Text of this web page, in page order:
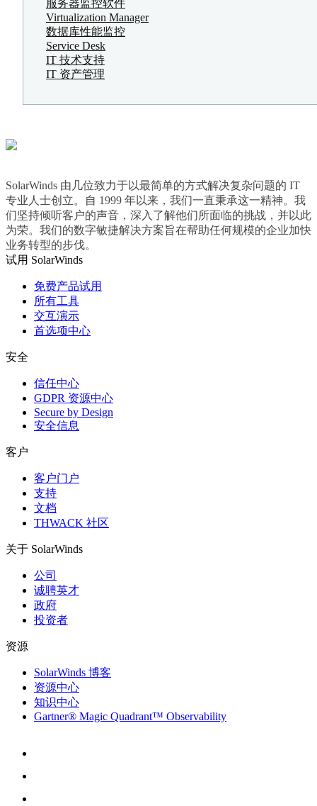
服务器监控软件
Virtualization Manager
数据库性能监控
Service Desk
IT 技术支持
IT 资产管理
SolarWinds 由几位致力于以最简单的方式解决复杂问题的 IT
专业人士创立。自 1999 年以来，我们一直秉承这一精神。我
们坚持倾听客户的声音，深入了解他们所面临的挑战，并以此
为荣。我们的数字敏捷解决方案旨在帮助任何规模的企业加快
业务转型的步伐。
试用 SolarWinds
免费产品试用
所有工具
交互演示
首选项中心
安全
信任中心
GDPR 资源中心
Secure by Design
安全信息
客户
客户门户
支持
文档
THWACK 社区
关于 SolarWinds
公司
诚聘英才
政府
投资者
资源
SolarWinds 博客
资源中心
知识中心
Gartner® Magic Quadrant™ Observability